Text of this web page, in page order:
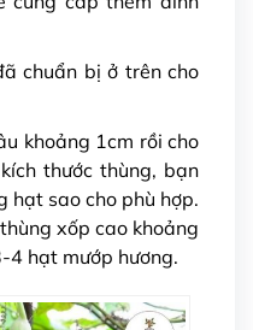
chuẩn bị ở trên cho
khoảng 1cm rồi cho
thước thùng, bạn
hạt sao cho phù hợp.
xốp cao khoảng
4 hạt mướp hương.